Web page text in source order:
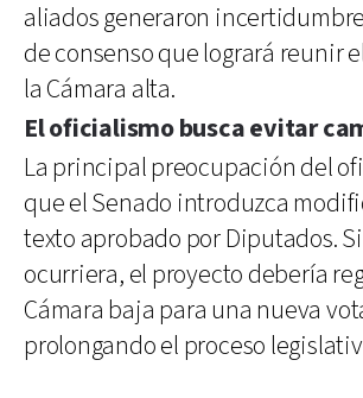
aliados generaron
de consenso que logrará reunir
la Cámara alta.
El oficialismo busca evitar
La principal preocupación del
que el Senado introduzca
texto aprobado por Diputados.
ocurriera, el proyecto debería
Cámara baja para una nueva
prolongando el proceso